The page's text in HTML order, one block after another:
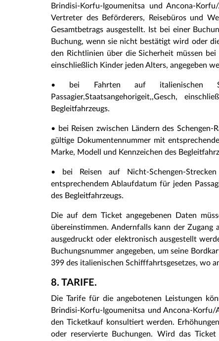
Brindisi-Korfu-Igoumenitsa und Ancona-
Vertreter des Beförderers, Reisebüros und
Gesamtbetrags ausgestellt. Ist bei einer
Buchung, wenn sie nicht bestätigt wird oder
den Richtlinien über die Sicherheit müssen
einschließlich Kinder jeden Alters, angegeben
• bei Fahrten auf italienischen
Passagier,Staatsangehorigeit,,Gesch,
Begleitfahrzeugs.
• bei Reisen zwischen Ländern des
gültige Dokumentennummer mit
Marke, Modell und Kennzeichen des
• bei Reisen auf Nicht-Schengen-
entsprechendem Ablaufdatum für jeden
des Begleitfahrzeugs.
Die auf dem Ticket angegebenen Daten
übereinstimmen. Andernfalls kann der Zugang
ausgedruckt oder elektronisch ausgestellt
Buchungsnummer angegeben, um seine
399 des italienischen Schifffahrtsgesetzes, wo
8. TARIFE.
Die Tarife für die angebotenen Leistungen
Brindisi-Korfu-Igoumenitsa und Ancona-
den Ticketkauf konsultiert werden.
oder reservierte Buchungen. Wird das